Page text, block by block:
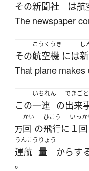
その新聞社 は航
The newspaper
その
こうくうき
航空機 には
し
That plane makes
この
いちれん
一連 の
できごと
出来
万
かい
回 の
ひこう
飛行に
いっか
１回
うんこう
運航
りょう
量 からす
。